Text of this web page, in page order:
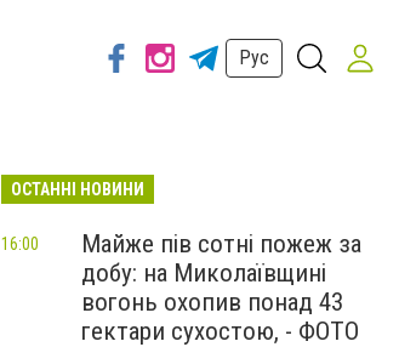
Рус
ОСТАННІ НОВИНИ
Майже пів сотні пожеж за
добу: на Миколаївщині
вогонь охопив понад 43
гектари сухостою, - ФОТО
16:00